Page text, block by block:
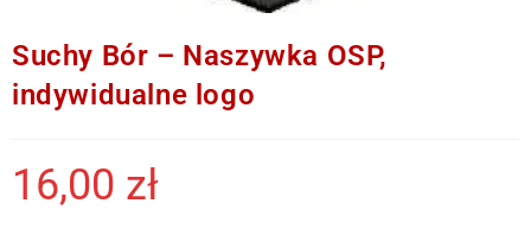
Suchy Bór – Naszywka OSP,
indywidualne logo
16,00 zł